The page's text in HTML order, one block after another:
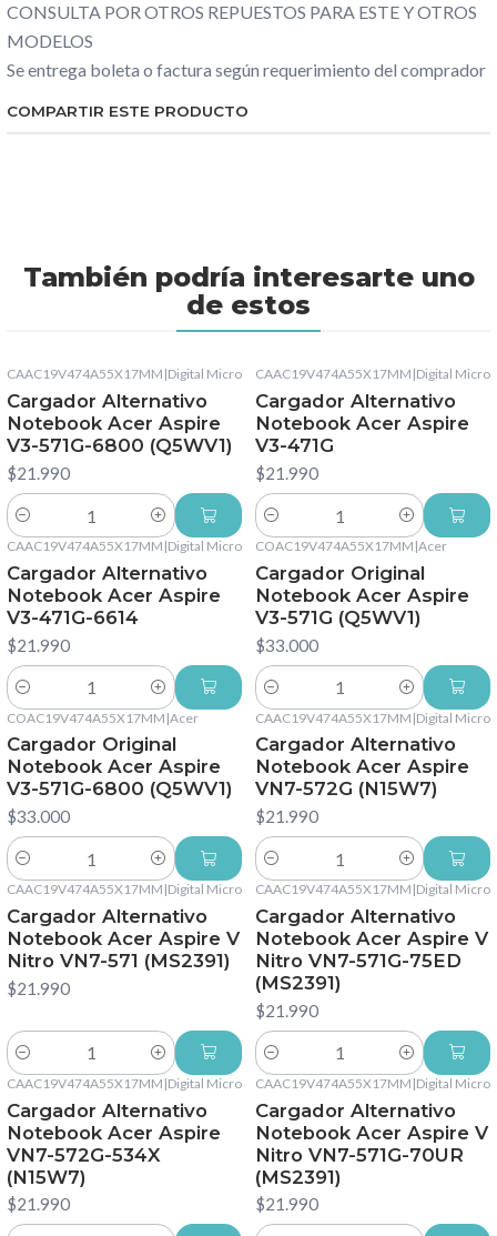
CONSULTA POR OTROS REPUESTOS PARA ESTE Y OTROS
MODELOS
Se entrega boleta o factura según requerimiento del comprador
COMPARTIR ESTE PRODUCTO
También podría interesarte uno
de estos
CAAC19V474A55X17MM |Digital Micro
Cargador Alternativo
Notebook Acer Aspire
V3-571G-6800 (Q5WV1)
$21.990
Cantidad
CAAC19V474A55X17MM |Digital Micro
Cargador Alternativo
Notebook Acer Aspire
V3-471G
$21.990
Cantidad
CAAC19V474A55X17MM |Digital Micro
Cargador Alternativo
Notebook Acer Aspire
V3-471G-6614
$21.990
Cantidad
COAC19V474A55X17MM |Acer
Cargador Original
Notebook Acer Aspire
V3-571G (Q5WV1)
$33.000
Cantidad
COAC19V474A55X17MM |Acer
Cargador Original
Notebook Acer Aspire
V3-571G-6800 (Q5WV1)
$33.000
Cantidad
CAAC19V474A55X17MM |Digital Micro
Cargador Alternativo
Notebook Acer Aspire
VN7-572G (N15W7)
$21.990
Cantidad
CAAC19V474A55X17MM |Digital Micro
Cargador Alternativo
Notebook Acer Aspire V
Nitro VN7-571 (MS2391)
$21.990
Cantidad
CAAC19V474A55X17MM |Digital Micro
Cargador Alternativo
Notebook Acer Aspire V
Nitro VN7-571G-75ED
(MS2391)
$21.990
Cantidad
CAAC19V474A55X17MM |Digital Micro
Cargador Alternativo
Notebook Acer Aspire
VN7-572G-534X
(N15W7)
$21.990
CAAC19V474A55X17MM |Digital Micro
Cargador Alternativo
Notebook Acer Aspire V
Nitro VN7-571G-70UR
(MS2391)
$21.990